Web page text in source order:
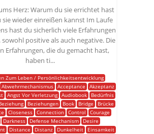
Herz: Warum du sie errichtet hast
sie wieder einreißen kannst Im Laufe
hast du sicherlich viele Erfahrungen
sowohl positive als auch negative. Die
Erfahrungen, die du gemacht hast,
haben ti...
Zum Leben / Persönlichkeitsentwicklung
Abwehrmechanismus Acceptance
Akzeptanz
Angst Vor Verletzung Audiobook
Bedürfnis
Beziehungen Book Bridge
Brücke
Closeness Connection Control
Courage
Darkness Defense Mechanism
Desire
Distance Distanz Dunkelheit
Einsamkeit